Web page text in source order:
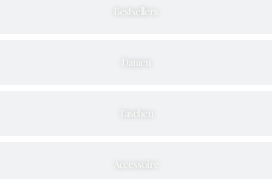
Bestsellers
Damen
Taschen
Accessoire